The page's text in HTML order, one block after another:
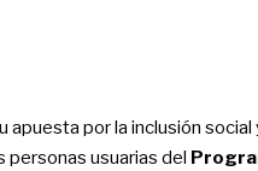
apuesta por la inclusión
personas usuarias del